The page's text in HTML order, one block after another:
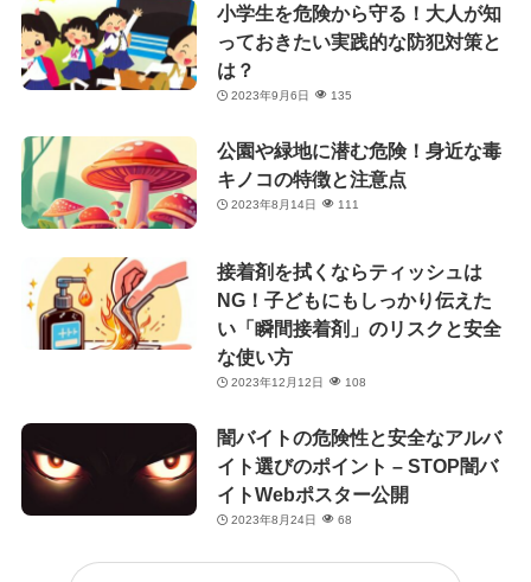
小学生を危険から守る！大人が知
っておきたい実践的な防犯対策と
は？
2023年9月6日 135
公園や緑地に潜む危険！身近な毒
キノコの特徴と注意点
2023年8月14日 111
接着剤を拭くならティッシュは
NG！子どもにもしっかり伝えた
い「瞬間接着剤」のリスクと安全
な使い方
2023年12月12日 108
闇バイトの危険性と安全なアルバ
イト選びのポイント – STOP闇バ
イトWebポスター公開
2023年8月24日 68